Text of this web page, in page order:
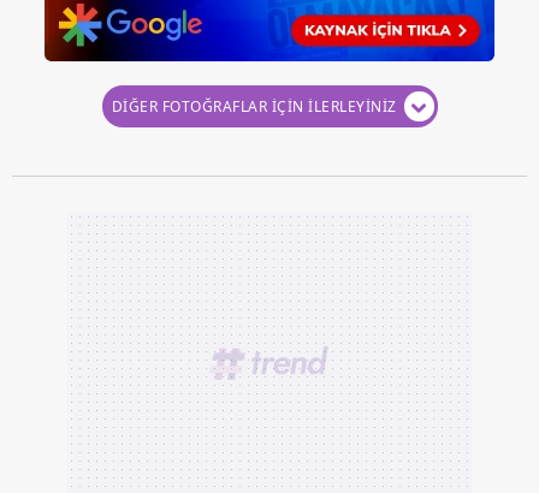
DİĞER FOTOĞRAFLAR İÇİN İLERLEYİNİZ